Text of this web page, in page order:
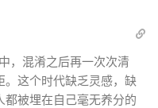
，混淆之后再一次次清
。这个时代缺乏灵感，缺
被埋在自己毫无养分的